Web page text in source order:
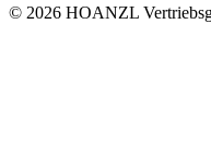
© 2026 HOANZL